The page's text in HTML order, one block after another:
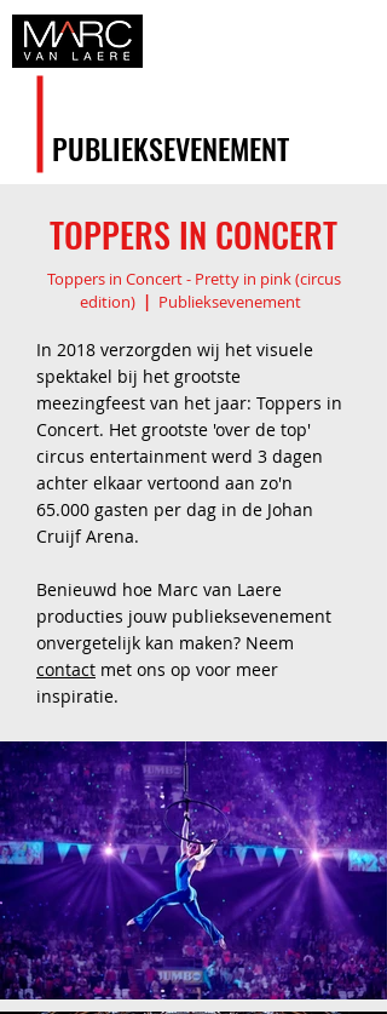
PUBLIEKSEVENEMENT
TOPPERS IN CONCERT
Toppers in Concert - Pretty in pink (circus
edition) | Publieksevenement
In 2018 verzorgden wij het visuele
spektakel bij het grootste
meezingfeest van het jaar: Toppers in
Concert. Het grootste 'over de top'
circus entertainment werd 3 dagen
achter elkaar vertoond aan zo'n
65.000 gasten per dag in de Johan
Cruijf Arena.
Benieuwd hoe Marc van Laere
producties jouw publieksevenement
onvergetelijk kan maken? Neem
contact met ons op voor meer
inspiratie.